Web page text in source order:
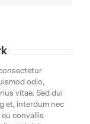
odio,
vitae. Sed dui
et, interdum nec
convallis